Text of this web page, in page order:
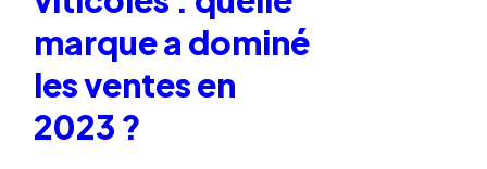
marque a dominé
les ventes en
2023 ?